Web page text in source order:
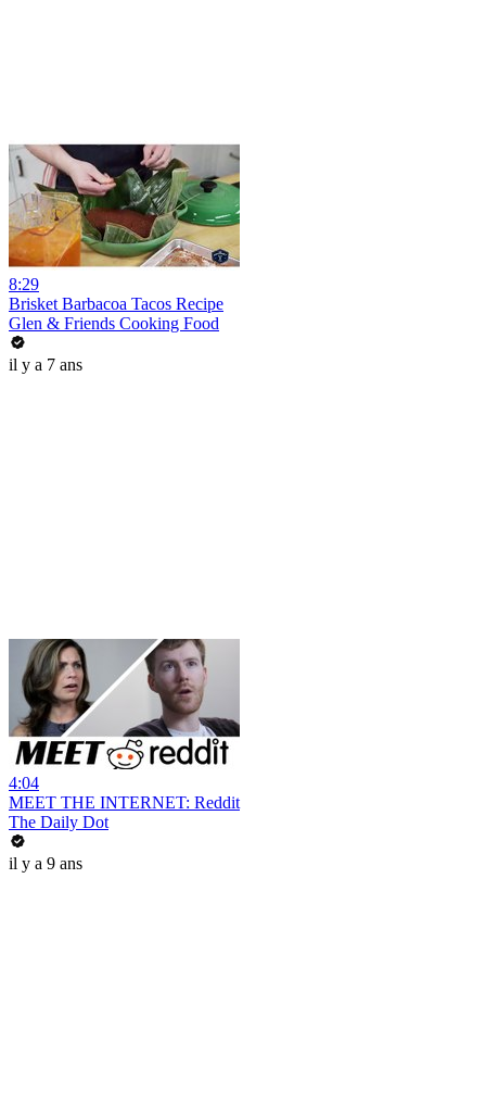
8:29
Brisket Barbacoa Tacos Recipe
Glen & Friends Cooking Food
il y a 7 ans
4:04
MEET THE INTERNET: Reddit
The Daily Dot
il y a 9 ans